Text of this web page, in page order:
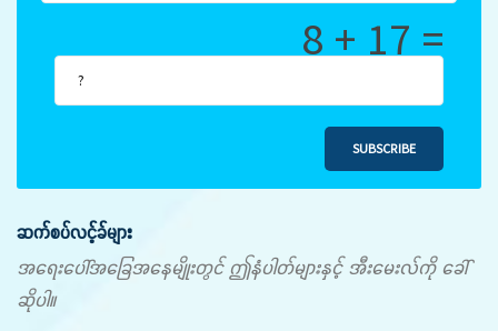
8 + 17 =
SUBSCRIBE
ဆက်စပ်လင့်ခ်များ
အရေးပေါ်အခြေအနေမျိုးတွင် ဤနံပါတ်များနှင့် အီးမေးလ်ကို ခေါ်
ဆိုပါ။